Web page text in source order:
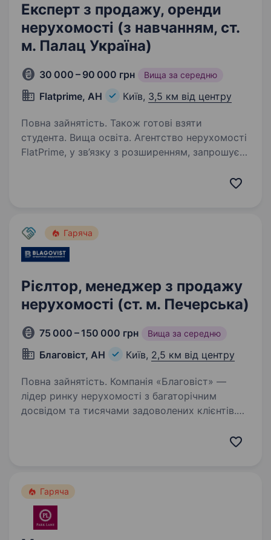
Експерт з продажу, оренди
нерухомості (з навчанням, ст.
м. Палац Україна)
30 000 – 90 000 грн Вища за середню
Flatprime, АН Київ, 3,5 км від центру
Повна зайнятість. Також готові взяти
студента. Вища освіта. Агентство нерухомості
FlatPrime, у зв’язку з розширенням, запрошує
Гаряча
Рієлтор, менеджер з продажу
нерухомості (ст. м. Печерська)
75 000 – 150 000 грн Вища за середню
Благовіст, АН Київ, 2,5 км від центру
Повна зайнятість. Компанія «Благовіст» —
лідер ринку нерухомості з багаторічним
досвідом та тисячами задоволених клієнтів.
Гаряча